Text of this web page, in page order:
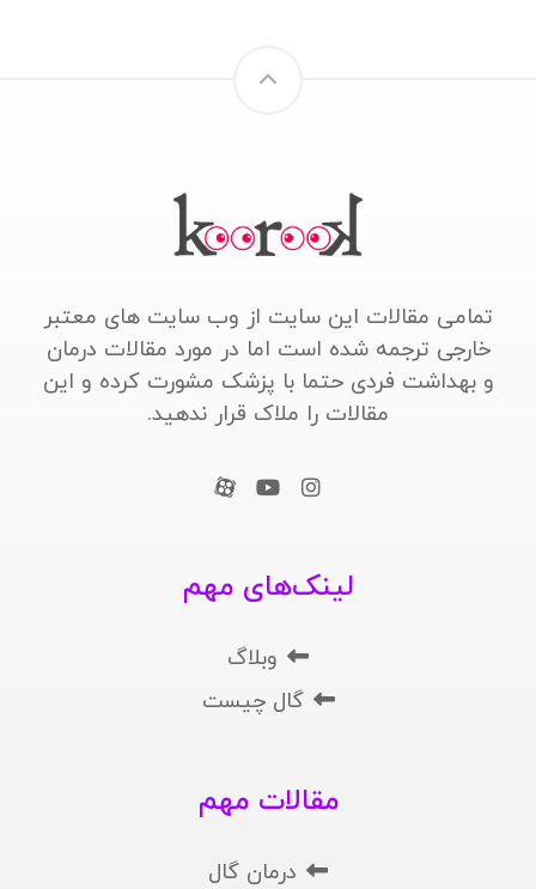
تمامی مقالات این سایت از وب سایت های معتبر
خارجی ترجمه شده است اما در مورد مقالات درمان
و بهداشت فردی حتما با پزشک مشورت کرده و این
مقالات را ملاک قرار ندهید.
لینک‌های مهم
وبلاگ
گال چیست
مقالات مهم
درمان گال